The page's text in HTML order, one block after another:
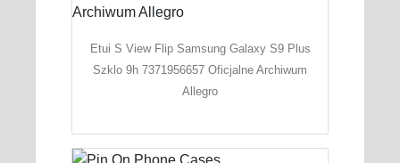
Etui S View Flip Samsung Galaxy S9 Plus
Szklo 9h 7371956657 Oficjalne Archiwum
Allegro